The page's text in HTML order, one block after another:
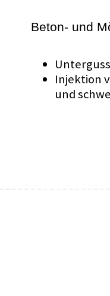
Beton- und
Injektion
und